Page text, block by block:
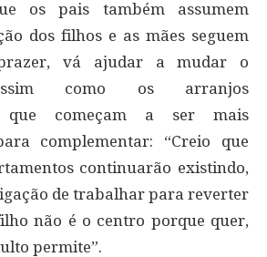
os pais também assumem
dos filhos e as mães seguem
vá ajudar a mudar o
como os arranjos
que começam a ser mais
complementar: “Creio que
continuarão existindo,
de trabalhar para reverter
não é o centro porque quer,
permite”.